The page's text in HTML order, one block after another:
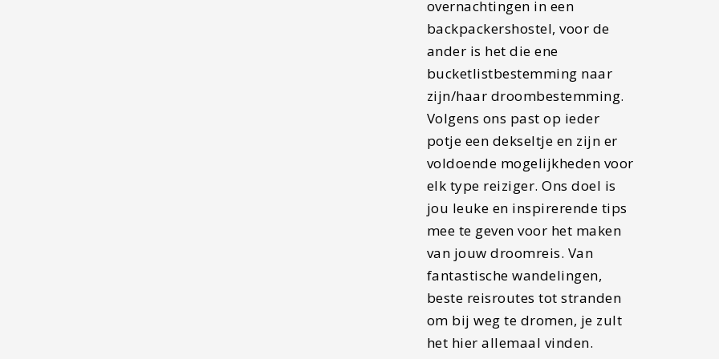
overnachtingen in een
backpackershostel, voor de
ander is het die ene
bucketlistbestemming naar
zijn/haar droombestemming.
Volgens ons past op ieder
potje een dekseltje en zijn er
voldoende mogelijkheden voor
elk type reiziger. Ons doel is
jou leuke en inspirerende tips
mee te geven voor het maken
van jouw droomreis. Van
fantastische wandelingen,
beste reisroutes tot stranden
om bij weg te dromen, je zult
het hier allemaal vinden.